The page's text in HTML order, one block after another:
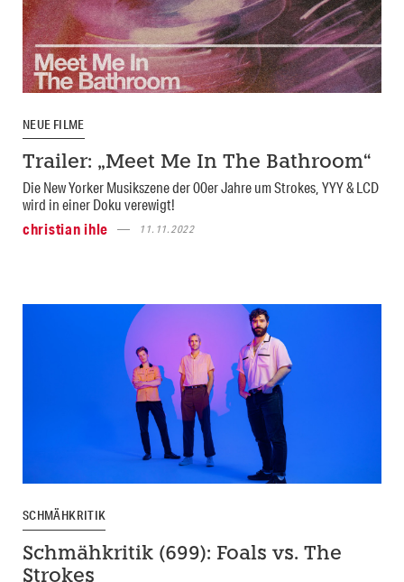
NEUE FILME
Trailer: „Meet Me In The Bathroom“
Die New Yorker Musikszene der 00er Jahre um Strokes, YYY & LCD
wird in einer Doku verewigt!
christian ihle
11.11.2022
SCHMÄHKRITIK
Schmähkritik (699): Foals vs. The
Strokes